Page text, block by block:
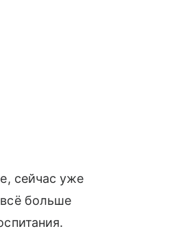
сейчас уже
больше